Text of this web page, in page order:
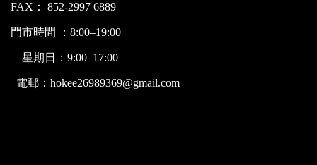
FAX： 852-2997 6889
門市時間 ：8:00–19:00
星期日：9:00–17:00
電郵：hokee26989369@gmail.com